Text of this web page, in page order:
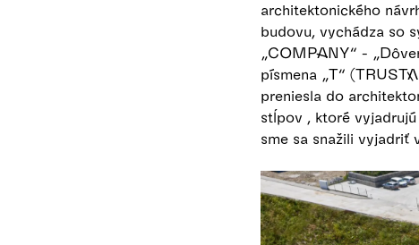
architektonického
budovu, vychádza so
„COMPANY“ -
písmena „T“
preniesla do
stĺpov , ktoré
sme sa snažili